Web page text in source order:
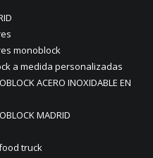
monoblock
a medida personalizadas
ACERO INOXIDABLE EN
MADRID
truck